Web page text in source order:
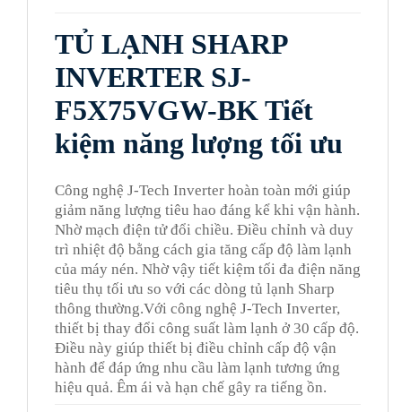
TỦ LẠNH SHARP
INVERTER SJ-
F5X75VGW-BK Tiết
kiệm năng lượng tối ưu
Công nghệ J-Tech Inverter hoàn toàn mới giúp
giảm năng lượng tiêu hao đáng kể khi vận hành.
Nhờ mạch điện tử đổi chiều. Điều chỉnh và duy
trì nhiệt độ bằng cách gia tăng cấp độ làm lạnh
của máy nén. Nhờ vậy tiết kiệm tối đa điện năng
tiêu thụ tối ưu so với các dòng tủ lạnh Sharp
thông thường.Với công nghệ J-Tech Inverter,
thiết bị thay đổi công suất làm lạnh ở 30 cấp độ.
Điều này giúp thiết bị điều chỉnh cấp độ vận
hành để đáp ứng nhu cầu làm lạnh tương ứng
hiệu quả. Êm ái và hạn chế gây ra tiếng ồn.